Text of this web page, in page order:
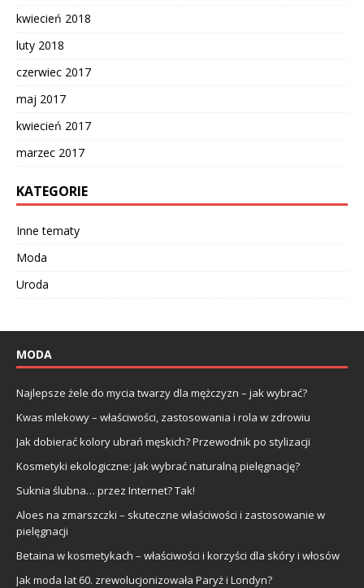
kwiecień 2018
luty 2018
czerwiec 2017
maj 2017
kwiecień 2017
marzec 2017
KATEGORIE
Inne tematy
Moda
Uroda
MODA
Najlepsze żele do mycia twarzy dla mężczyzn – jak wybrać?
Kwas mlekowy – właściwości, zastosowania i rola w zdrowiu
Jak dobierać kolory ubrań męskich? Przewodnik po stylizacji
Kosmetyki ekologiczne: jak wybrać naturalną pielęgnację?
Suknia ślubna… przez Internet? Tak!
Aloes na zmarszczki – skuteczne właściwości i zastosowanie w
pielęgnacji
Betaina w kosmetykach – właściwości i korzyści dla skóry i włosów
Jak moda lat 60. zrewolucjonizowała Paryż i Londyn?